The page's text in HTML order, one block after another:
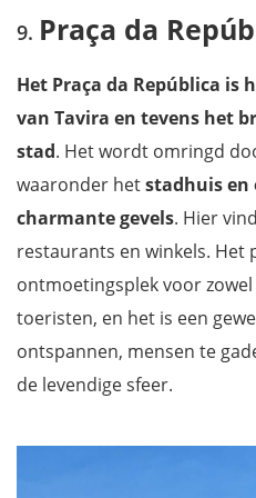
Praça da
Het Praça da República is
van Tavira en tevens het
stad. Het wordt omringd
waaronder hetstadhuis en
charmante gevels. Hier
restaurants en winkels. Het
ontmoetingsplek voor
toeristen, en het is een
ontspannen, mensen te
de levendige sfeer.